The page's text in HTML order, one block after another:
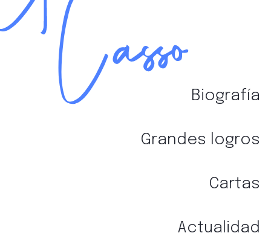
Gestionar consentimiento
Para ofrecer las mejores experiencias, utilizamos
tecnologías como las cookies para almacenar y/o
procesar datos como el comportamiento de
Biografía
Grandes logros
Cartas
Actualidad